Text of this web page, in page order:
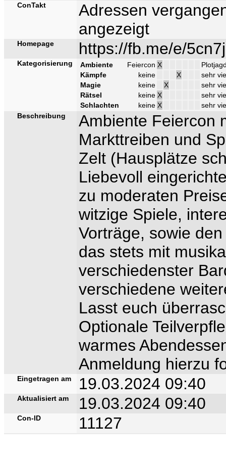
ConTakt
Adressen
angezeigt
Homepage https://fb.me/e/
Kategorisierung Ambiente Feiercon X
Kämpfe
keine X
sehr
Magie
keine X
sehr
Rätsel
keine X
sehr
Schlachten
keine X
sehr
Beschreibung
Ambiente Feiercon
Markttreiben und
Zelt (Hausplätze
Liebevoll
zu moderaten
witzige Spiele,
Vorträge, sowie
das stets mit
verschiedenster
verschiedene
Lasst euch
Optionale
warmes
Anmeldung hierzu
Eingetragen am 19.03.2024 09:40
Aktualisiert am 19.03.2024 09:40
Con-ID 11127